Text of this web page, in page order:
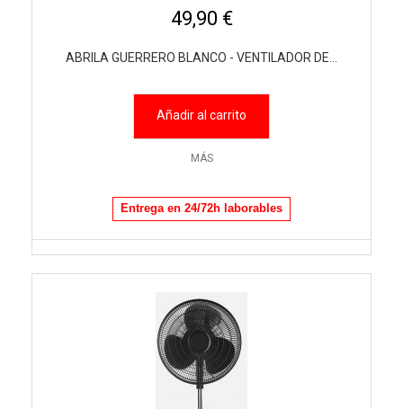
49,90 €
ABRILA GUERRERO BLANCO - VENTILADOR DE...
Añadir al carrito
MÁS
Entrega en 24/72h laborables